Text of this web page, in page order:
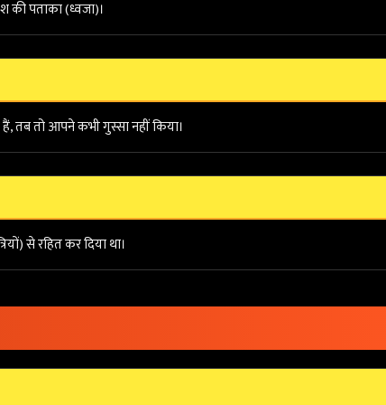
की पताका (ध्वजा)।
तब तो आपने कभी गुस्सा नहीं किया।
से रहित कर दिया था।